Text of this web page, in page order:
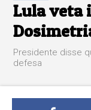
Lula veta
Presidente disse
defesa